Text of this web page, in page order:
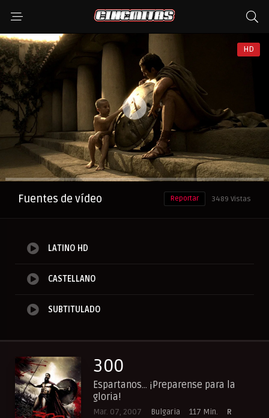
HD
Anuncio
Fuentes de vídeo 3489 Vistas
Reportar
LATINO HD
CASTELLANO
SUBTITULADO
300
Espartanos... ¡Preparense para la
gloria!
Mar. 07, 2007 Bulgaria 117 Min.
R